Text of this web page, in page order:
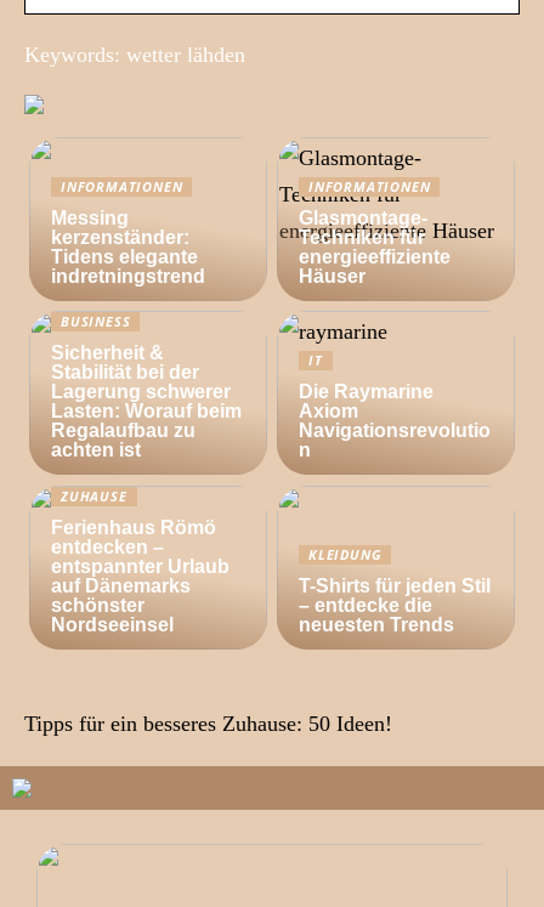
Keywords: wetter lähden
INFORMATIONEN
Messing
kerzenständer:
Tidens elegante
indretningstrend
INFORMATIONEN
Glasmontage-
Techniken für
energieeffiziente
Häuser
BUSINESS
Sicherheit &
Stabilität bei der
Lagerung schwerer
Lasten: Worauf beim
Regalaufbau zu
achten ist
IT
Die Raymarine
Axiom
Navigationsrevolutio
n
ZUHAUSE
Ferienhaus Römö
entdecken –
entspannter Urlaub
auf Dänemarks
schönster
Nordseeinsel
KLEIDUNG
T-Shirts für jeden Stil
– entdecke die
neuesten Trends
Tipps für ein besseres Zuhause: 50 Ideen!